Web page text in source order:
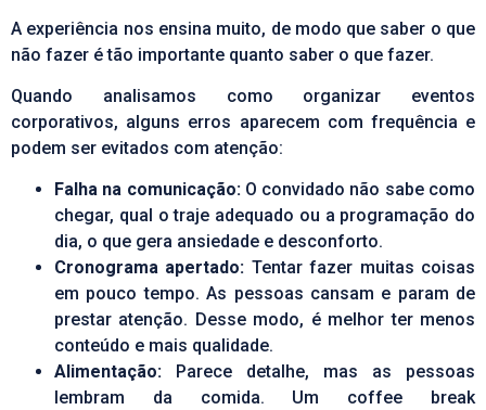
A experiência nos ensina muito, de modo que saber o que
não fazer é tão importante quanto saber o que fazer.
Quando analisamos como organizar eventos
corporativos, alguns erros aparecem com frequência e
podem ser evitados com atenção:
Falha na comunicação:O convidado não sabe como
chegar, qual o traje adequado ou a programação do
dia, o que gera ansiedade e desconforto.
Cronograma apertado: Tentar fazer muitas coisas
em pouco tempo. As pessoas cansam e param de
prestar atenção. Desse modo, é melhor ter menos
conteúdo e mais qualidade.
Alimentação: Parece detalhe, mas as pessoas
lembram da comida. Um coffee break